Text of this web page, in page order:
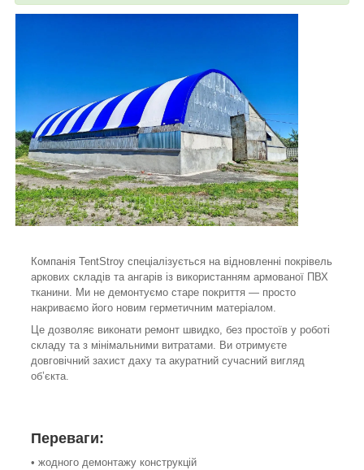
Компанія TentStroy спеціалізується на відновленні покрівель
аркових складів та ангарів із використанням армованої ПВХ
тканини. Ми не демонтуємо старе покриття — просто
накриваємо його новим герметичним матеріалом.
Це дозволяє виконати ремонт швидко, без простоїв у роботі
складу та з мінімальними витратами. Ви отримуєте
довговічний захист даху та акуратний сучасний вигляд
об’єкта.
Переваги:
• жодного демонтажу конструкцій